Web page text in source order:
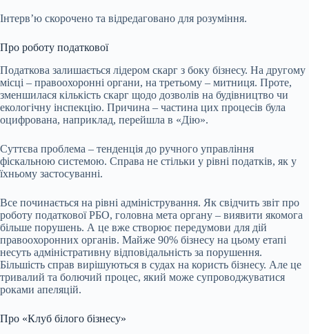
Інтервʼю скорочено та відредаговано для розуміння.
Про роботу податкової
Податкова залишається лідером скарг з боку бізнесу. На другому
місці – правоохоронні органи, на третьому – митниця. Проте,
зменшилася кількість скарг щодо дозволів на будівництво чи
екологічну інспекцію. Причина – частина цих процесів була
оцифрована, наприклад, перейшла в «Дію».
Суттєва проблема – тенденція до ручного управління
фіскальною системою. Справа не стільки у рівні податків, як у
їхньому застосуванні.
Все починається на рівні адміністрування. Як свідчить звіт про
роботу податкової РБО, головна мета органу – виявити якомога
більше порушень. А це вже створює передумови для дій
правоохоронних органів. Майже 90% бізнесу на цьому етапі
несуть адміністративну відповідальність за порушення.
Більшість справ вирішуються в судах на користь бізнесу. Але це
тривалий та болючий процес, який може супроводжуватися
роками апеляцій.
Про «Клуб білого бізнесу»